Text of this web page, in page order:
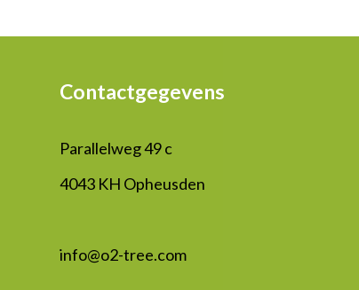
Contactgegevens
Parallelweg 49 c
4043 KH Opheusden
info@o2-tree.com